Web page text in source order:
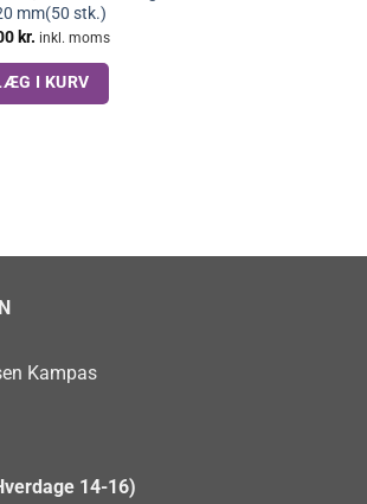
mm(50 stk.)
kr. inkl. moms
I KURV
Kampas
14-16)